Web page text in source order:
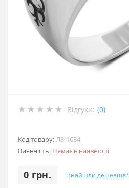
Відгуки: (0)
Код товару:ЛЗ-1634
Наявність: Немає в наявності
0 грн. Знайшли дешевше?